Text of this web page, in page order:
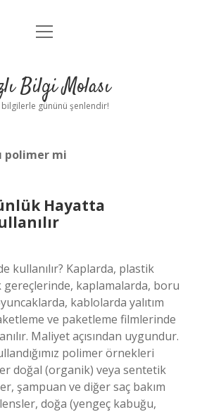
Anasayfa
Yasal Uyarı
menüyü
Bilgi Molası
bilgilerle gününü şenlendir!
polimer mi
Hayatta
kullanılır? Kaplarda, plastik
kaplamalarda, boru
kablolarda yalıtım
ve paketleme filmlerinde
Maliyet açısından uygundur.
polimer örnekleri
doğal (organik) veya sentetik
şampuan ve diğer saç bakım
doğa (yengeç kabuğu,